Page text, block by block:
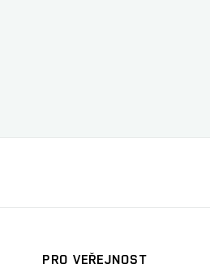
PRO VEŘEJNOST